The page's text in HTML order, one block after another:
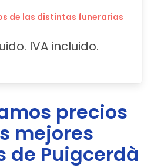
de las distintas funerarias
IVA incluido.
precios
mejores
de Puigcerdà